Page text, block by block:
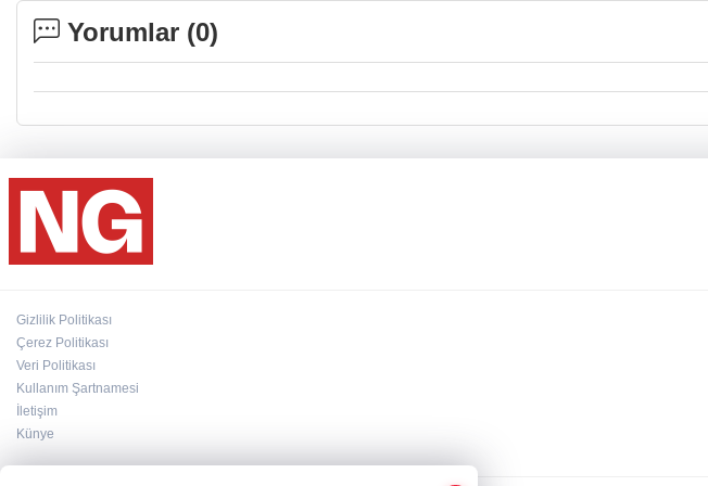
Yorumlar (0)
Gizlilik Politikası
Çerez Politikası
Veri Politikası
Kullanım Şartnamesi
İletişim
Künye